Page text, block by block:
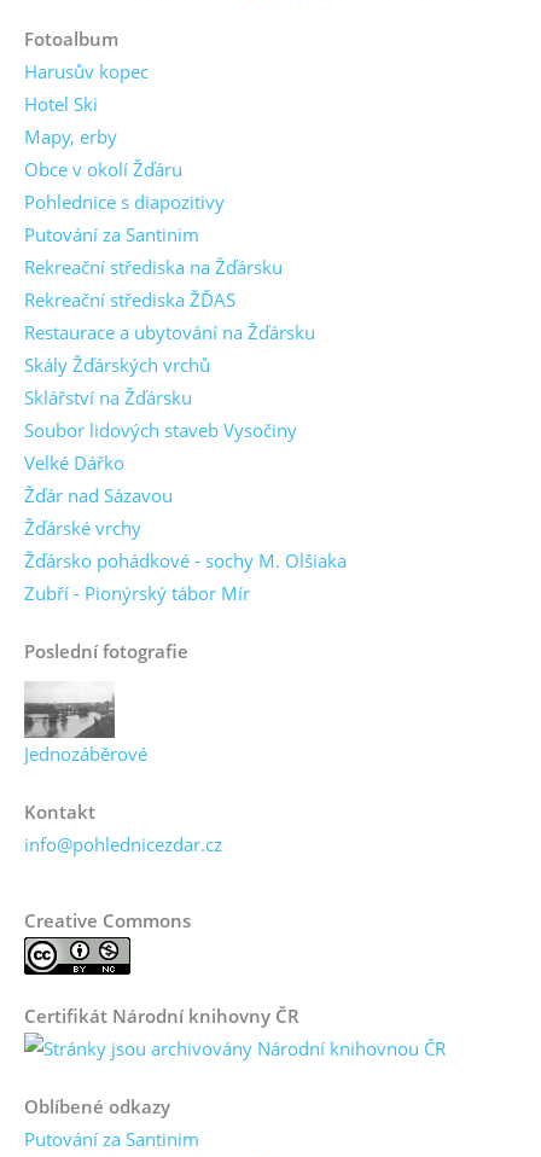
Fotoalbum
Harusův kopec
Hotel Ski
Mapy, erby
Obce v okolí Žďáru
Pohlednice s diapozitivy
Putování za Santinim
Rekreační střediska na Žďársku
Rekreační střediska ŽĎAS
Restaurace a ubytování na Žďársku
Skály Žďárských vrchů
Sklářství na Žďársku
Soubor lidových staveb Vysočiny
Velké Dářko
Žďár nad Sázavou
Žďárské vrchy
Žďársko pohádkové - sochy M. Olšiaka
Zubří - Pionýrský tábor Mír
Poslední fotografie
Jednozáběrové
Kontakt
info@pohlednicezdar.cz
Creative Commons
Certifikát Národní knihovny ČR
Oblíbené odkazy
Putování za Santinim